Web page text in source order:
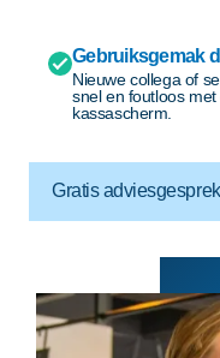
Gebruiksgemak
Nieuwe collega of
snel en foutloos
kassascherm.
Gratis adviesgesprek